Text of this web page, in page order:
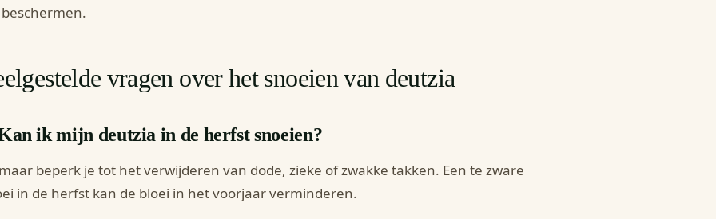
beschermen.
vragen over het snoeien van deutzia
ik mijn deutzia in de herfst snoeien?
beperk je tot het verwijderen van dode, zieke of zwakke takken. Een te zware
in de herfst kan de bloei in het voorjaar verminderen.